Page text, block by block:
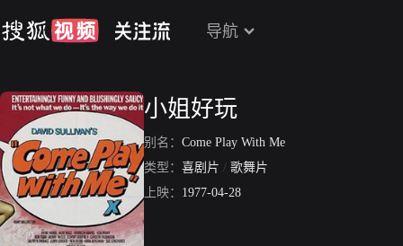
导航
小姐好玩
别名： Come Play With Me
类型： 喜剧片 / 歌舞片
上映： 1977-04-28